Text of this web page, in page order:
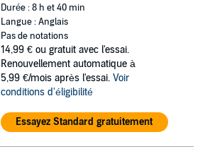
Durée : 8 h et 40 min
Langue : Anglais
Pas de notations
14,99 € ou gratuit avec l'essai.
Renouvellement automatique à
5,99 €/mois après l'essai. Voir
conditions d'éligibilité
Essayez Standard gratuitement